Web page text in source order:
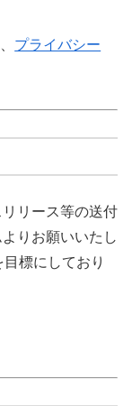
プライバシー
リース等の送付
りお願いいたし
標にしており